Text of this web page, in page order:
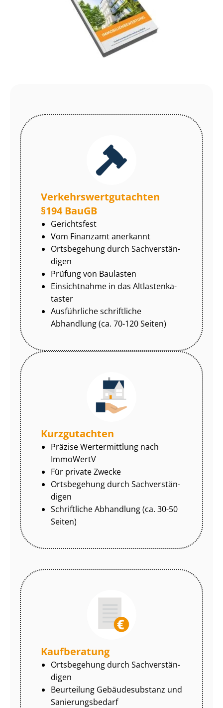
Ver­kehrs­wert­gut­ach­ten
§194 BauGB
Gerichtsfest
Vom Finanzamt anerkannt
Ortsbegehung durch Sach­ver­stän­
di­gen
Prüfung von Baulasten
Einsichtnahme in das Alt­las­ten­ka­
tas­ter
Ausführliche schriftliche
Abhandlung (ca. 70-120 Seiten)
Kurzgutachten
Präzise Wertermittlung nach
ImmoWertV
Für private Zwecke
Ortsbegehung durch Sach­ver­stän­
di­gen
Schriftliche Abhandlung (ca. 30-50
Seiten)
Kaufberatung
Ortsbegehung durch Sach­ver­stän­
di­gen
Beurteilung Gebäudesubstanz und
Sa­nie­rungs­be­darf